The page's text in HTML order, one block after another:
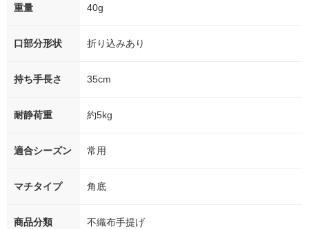
重量 40g
口部分形状 折り込みあり
持ち手長さ 35cm
耐静荷重 約5kg
適合シーズン 常用
マチタイプ 角底
商品分類 不織布手提げ